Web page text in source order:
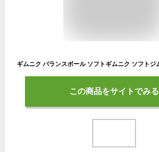
この商品をサイトでみる